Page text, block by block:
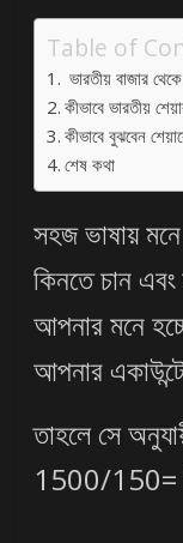
Table of
ভারতীয় বাজার
কীভাবে ভারতীয়
কীভাবে বুঝবেন
শেষ কথা
সহজ ভাষায়
কিনতে চান
আপনার মনে
আপনার
তাহলে সে
1500/